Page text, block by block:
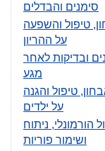
סימנים והבדלים
טיפול והשפעה
על ההריון
ובדיקות לאחר
מגע
טיפול והגנה
על ילדים
הורמונלי, ניתוח
ושימור פוריות